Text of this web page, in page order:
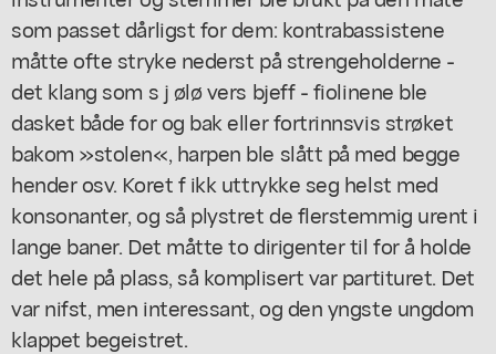
som passet dårligst for dem: kontrabassistene
måtte ofte stryke nederst på strengeholderne -
det klang som s j ølø vers bjeff - fiolinene ble
dasket både for og bak eller fortrinnsvis strøket
bakom »stolen«, harpen ble slått på med begge
hender osv. Koret f ikk uttrykke seg helst med
konsonanter, og så plystret de flerstemmig urent i
lange baner. Det måtte to dirigenter til for å holde
det hele på plass, så komplisert var partituret. Det
var nifst, men interessant, og den yngste ungdom
klappet begeistret.